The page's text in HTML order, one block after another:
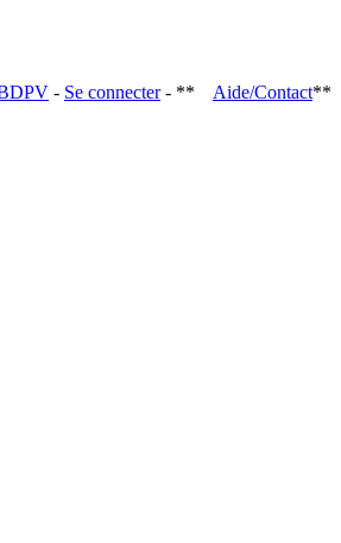
- Se connecter- ** Aide/Contact**